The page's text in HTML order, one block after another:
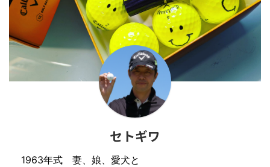
セトギワ
1963年式 妻、娘、愛犬と